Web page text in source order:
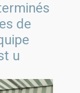
de
u